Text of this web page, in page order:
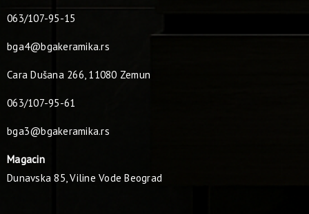
063/107-95-15
bga4@bgakeramika.rs
Cara Dušana 266, 11080 Zemun
063/107-95-61
bga3@bgakeramika.rs
Magacin
Dunavska 85, Viline Vode Beograd